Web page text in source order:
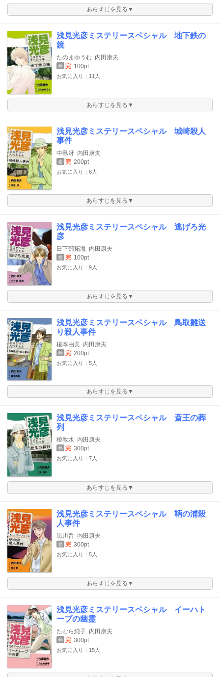
あらすじを見る▼
浅見光彦ミステリースペシャル 地下鉄の
鏡
たのまゆうむ 内田康夫
巻 完 100pt
お気に入り：11人
あらすじを見る▼
浅見光彦ミステリースペシャル 城崎殺人
事件
中邑冴 内田康夫
巻 完 200pt
お気に入り：6人
あらすじを見る▼
浅見光彦ミステリースペシャル 逃げろ光
彦
日下部拓海 内田康夫
巻 完 100pt
お気に入り：9人
あらすじを見る▼
浅見光彦ミステリースペシャル 鳥取雛送
り殺人事件
榎本由美 内田康夫
巻 完 200pt
お気に入り：5人
あらすじを見る▼
浅見光彦ミステリースペシャル 斎王の葬
列
稜敦水 内田康夫
巻 完 300pt
お気に入り：7人
あらすじを見る▼
浅見光彦ミステリースペシャル 鞆の浦殺
人事件
黒川晋 内田康夫
巻 完 300pt
お気に入り：5人
あらすじを見る▼
浅見光彦ミステリースペシャル イーハト
ーブの幽霊
たむら純子 内田康夫
巻 完 300pt
お気に入り：15人